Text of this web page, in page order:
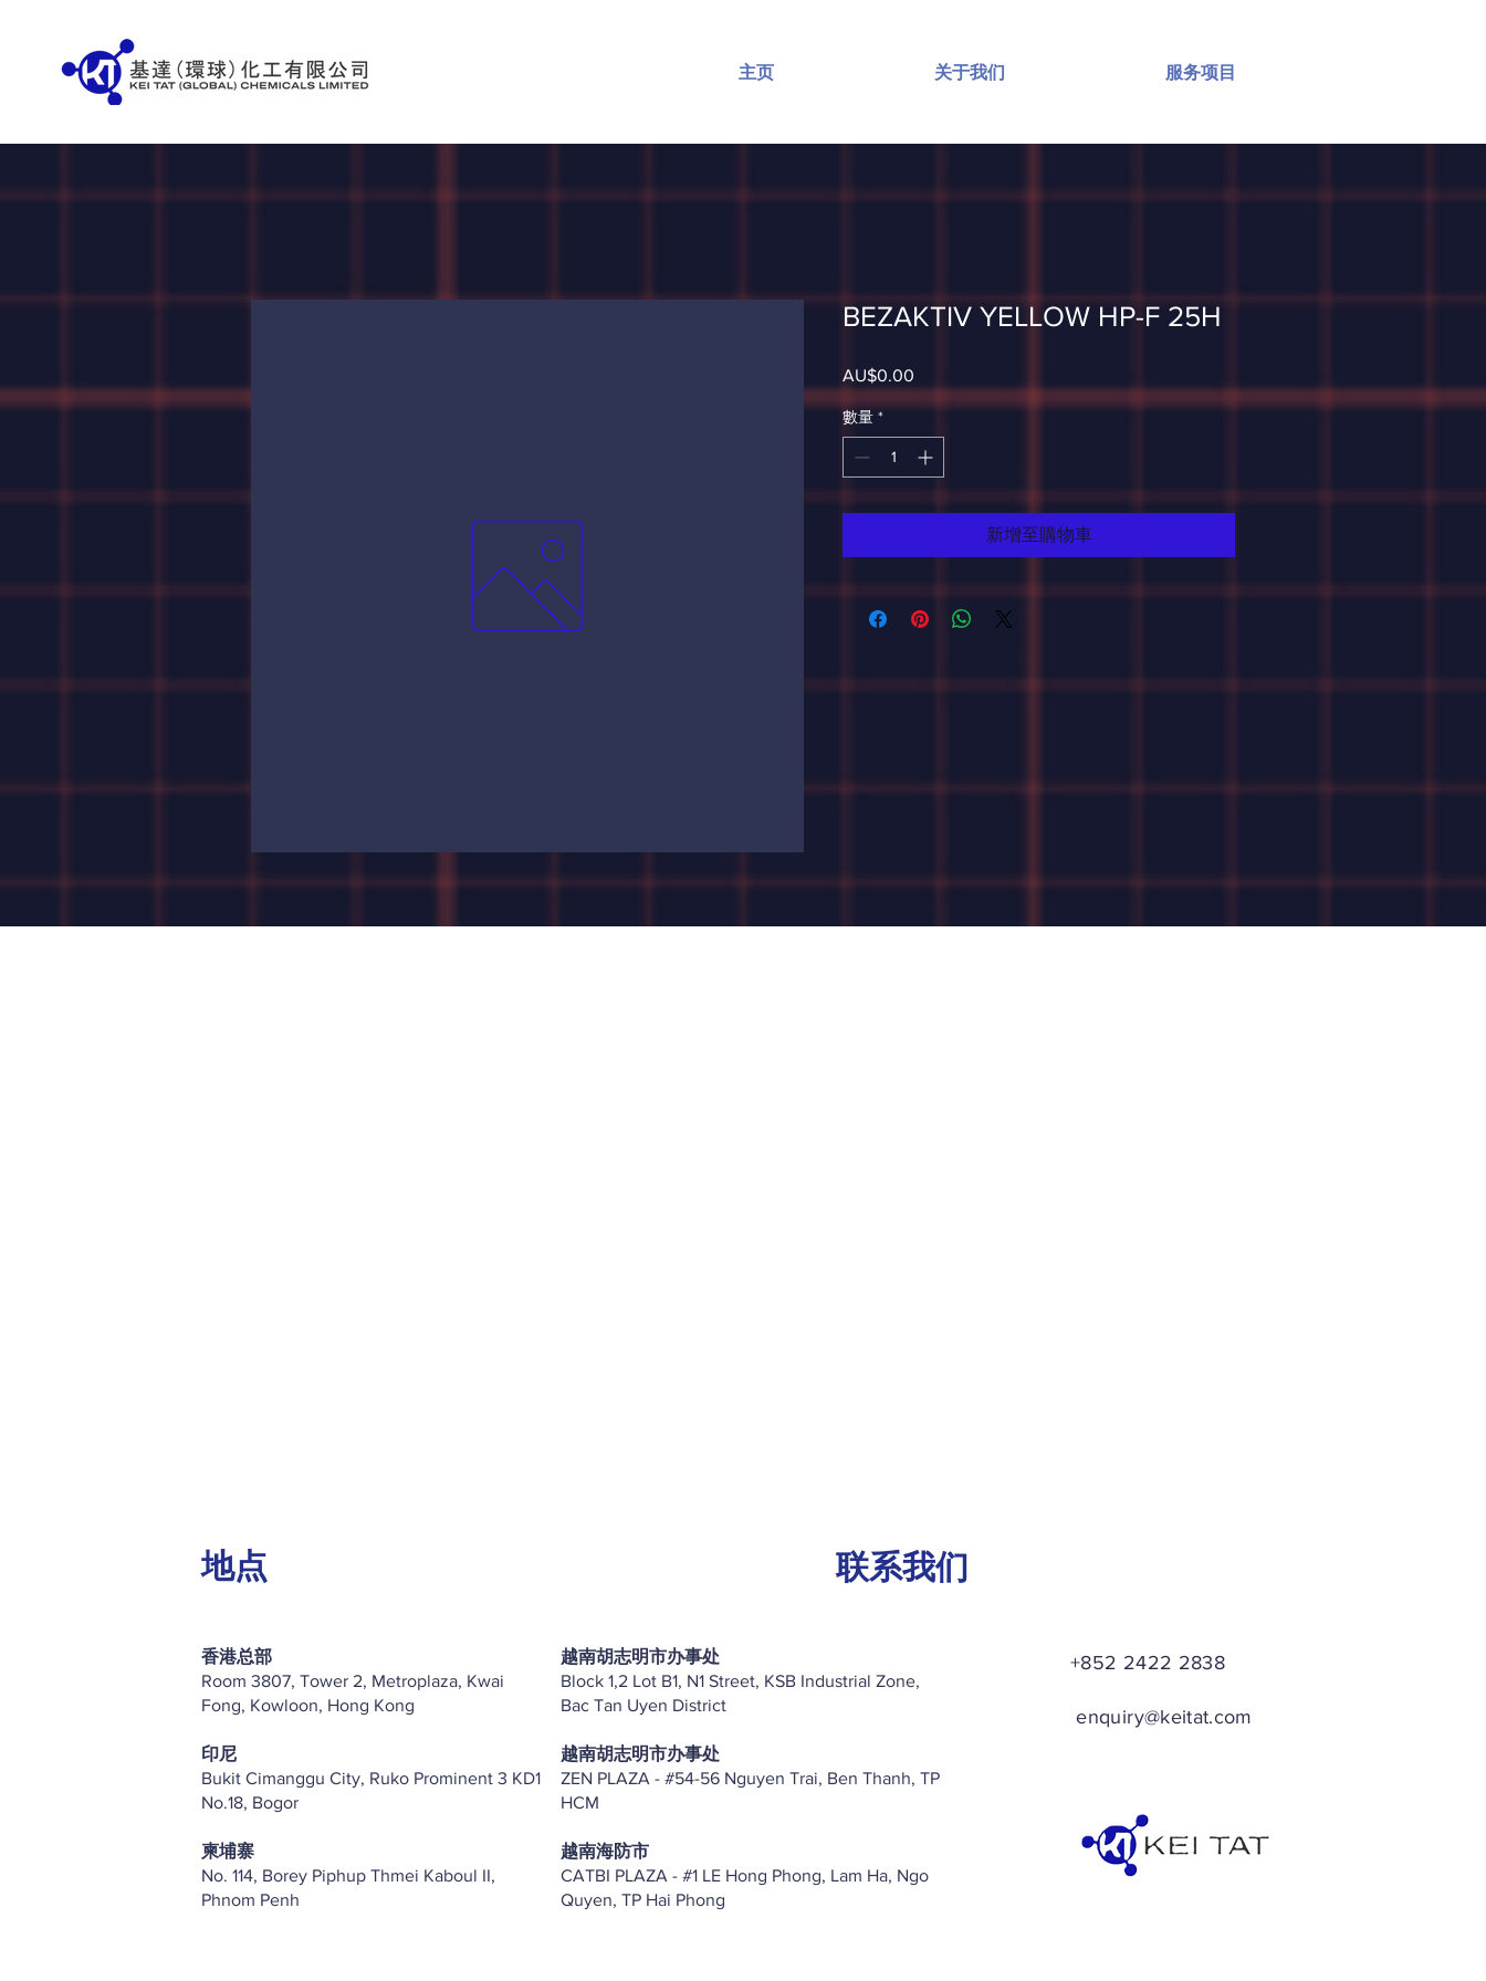
主页 关于我们 服务项目
BEZAKTIV YELLOW HP-F 25H
AU$0.00
數量 *
新增至購物車
地点
香港总部
Room 3807, Tower 2, Metroplaza, Kwai
Fong, Kowloon, Hong Kong
印尼
Bukit Cimanggu City, Ruko Prominent 3 KD1
No.18, Bogor
柬埔寨
No. 114, Borey Piphup Thmei Kaboul II,
Phnom Penh
联系我们
越南胡志明市办事处
Block 1,2 Lot B1, N1 Street, KSB Industrial Zone,
Bac Tan Uyen District
越南胡志明市办事处
ZEN PLAZA - #54-56 Nguyen Trai, Ben Thanh, TP
HCM
越南海防市
CATBI PLAZA - #1 LE Hong Phong, Lam Ha, Ngo
Quyen, TP Hai Phong
+852 2422 2838
enquiry@keitat.com